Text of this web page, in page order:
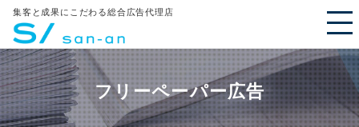
集客と成果にこだわる総合広告代理店
フリーペーパー広告